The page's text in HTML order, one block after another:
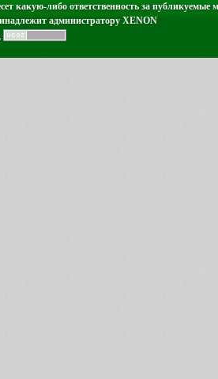
какую-либо ответственность за публикуемые
администратору XENON